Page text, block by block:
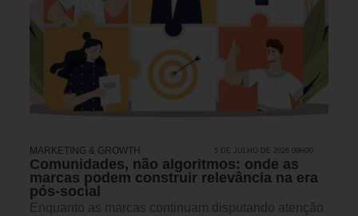
MARKETING & GROWTH 5 DE JULHO DE 2026 09H00
Comunidades, não algoritmos: onde as
marcas podem construir relevância na era
pós-social
Enquanto as marcas continuam disputando atenção